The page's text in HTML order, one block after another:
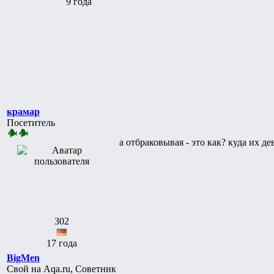
крамар
Посетитель
302
17 года
а отбраковывая - это как? куда их
BigMen
Свой на Aqa.ru, Советник